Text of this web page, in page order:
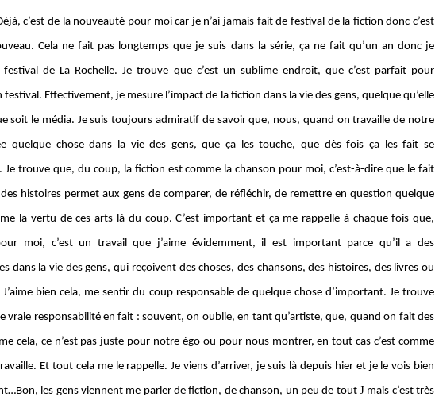
c’est de la nouveauté pour moi car je n’ai jamais fait de festival de la fiction donc c’est
Cela ne fait pas longtemps que je suis dans la série, ça ne fait qu’un an donc je
festival de La Rochelle. Je trouve que c’est un sublime endroit, que c’est parfait pour
Effectivement, je mesure l’impact de la fiction dans la vie des gens, quelque qu’elle
soit le média. Je suis toujours admiratif de savoir que, nous, quand on travaille de notre
quelque chose dans la vie des gens, que ça les touche, que dès fois ça les fait se
Je trouve que, du coup, la fiction est comme la chanson pour moi, c’est-à-dire que le fait
histoires permet aux gens de comparer, de réfléchir, de remettre en question quelque
la vertu de ces arts-là du coup. C’est important et ça me rappelle à chaque fois que,
moi, c’est un travail que j’aime évidemment, il est important parce qu’il a des
dans la vie des gens, qui reçoivent des choses, des chansons, des histoires, des livres ou
bien cela, me sentir du coup responsable de quelque chose d’important. Je trouve
vraie responsabilité en fait : souvent, on oublie, en tant qu’artiste, que, quand on fait des
cela, ce n’est pas juste pour notre égo ou pour nous montrer, en tout cas c’est comme
Et tout cela me le rappelle. Je viens d’arriver, je suis là depuis hier et je le vois bien
les gens viennent me parler de fiction, de chanson, un peu de tout J mais c’est très